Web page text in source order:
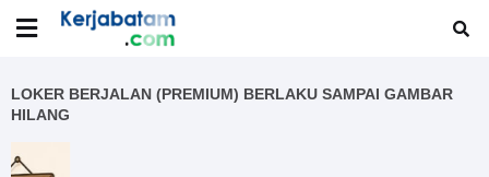
LOKER BERJALAN (PREMIUM) BERLAKU SAMPAI GAMBAR
HILANG